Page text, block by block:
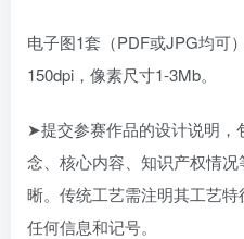
电子图1套（PDF或JPG均可
150dpi，像素尺寸1-3Mb。
➤提交参赛作品的设计说明，
念、核心内容、知识产权情
晰。传统工艺需注明其工艺
任何信息和记号。